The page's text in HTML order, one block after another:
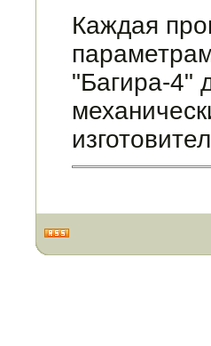
Каждая
"Багира-4"